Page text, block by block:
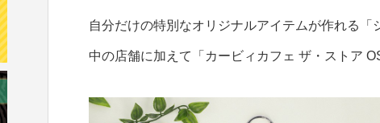
自分だけの特別なオリジナルアイテムが作れる
中の店舗に加えて「カービィカフェ ザ・ストア